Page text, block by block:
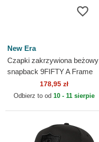
New Era
Czapki zakrzywiona beżowy
snapback 9FIFTY A Frame
Classic Las Vegas Raiders
NFL New Era
178,95 zł
Odbierz to od 10 - 11 sierpie